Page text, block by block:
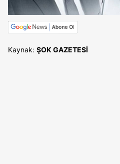
Kaynak: ŞOK GAZETESİ